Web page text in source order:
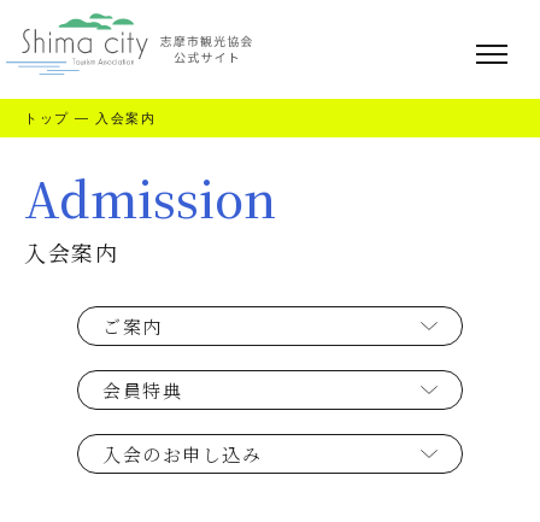
トップ — 入会案内
Admission
入会案内
ご案内
会員特典
入会のお申し込み